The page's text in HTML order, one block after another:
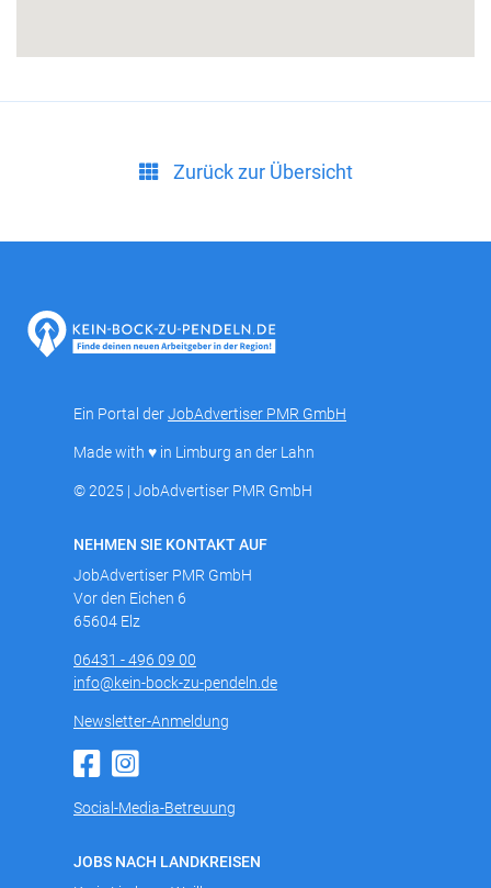
Zurück zur Übersicht
Ein Portal derJobAdvertiser PMR GmbH
Made with ♥ in Limburg an der Lahn
© 2025 | JobAdvertiser PMR GmbH
NEHMEN SIE KONTAKT AUF
JobAdvertiser PMR GmbH
Vor den Eichen 6
65604 Elz
06431 - 496 09 00
info@kein-bock-zu-pendeln.de
Newsletter-Anmeldung
Social-Media-Betreuung
JOBS NACH LANDKREISEN